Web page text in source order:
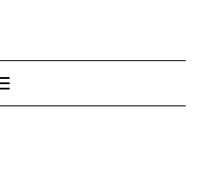
Cambiar modo de navegación